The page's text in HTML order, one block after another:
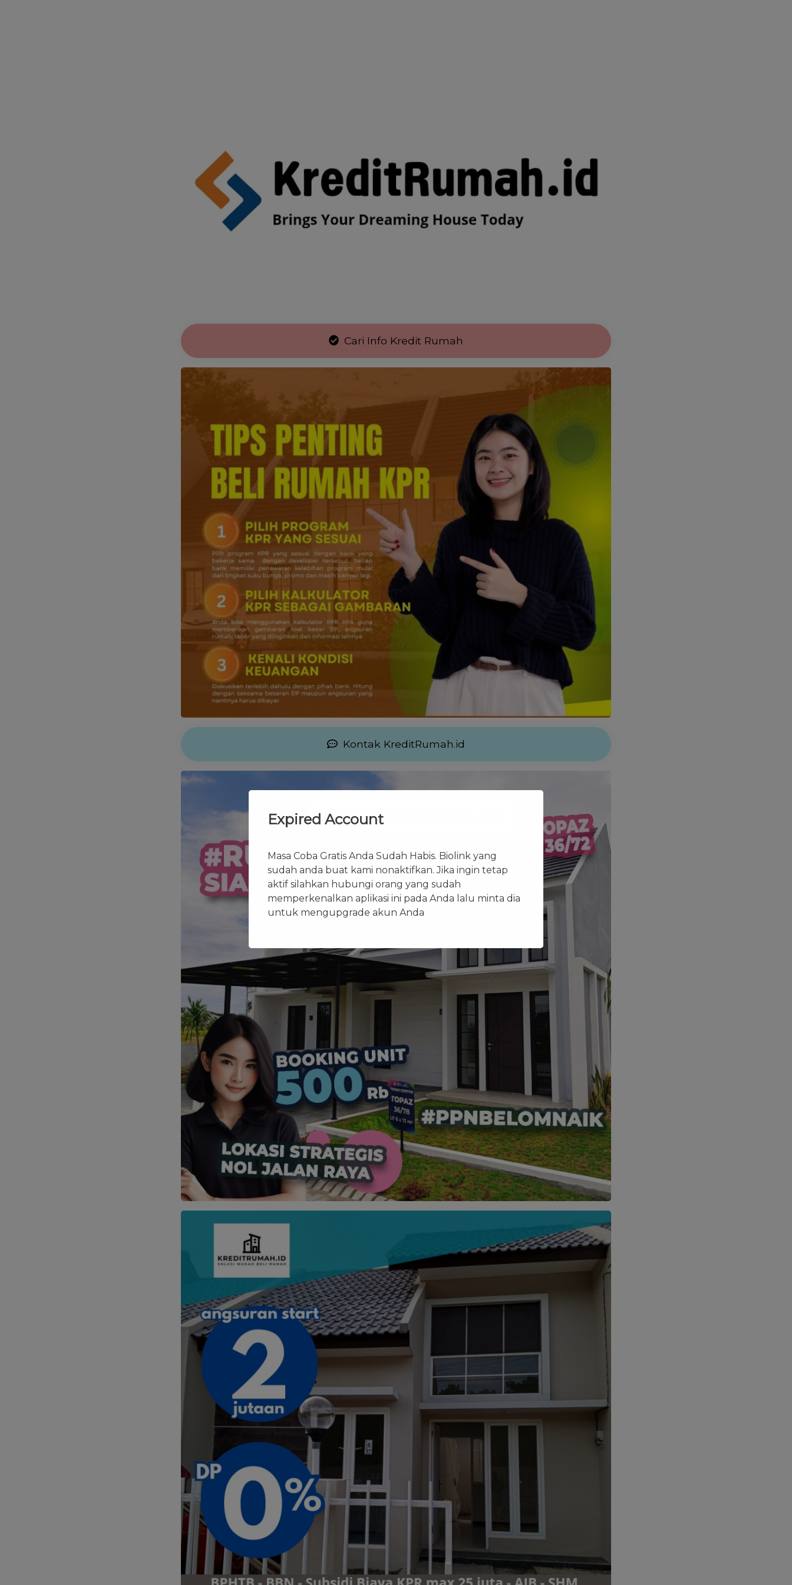
Cari Info Kredit Rumah
Kontak KreditRumah.id
Expired Account
Masa Coba Gratis Anda Sudah Habis. Biolink yang
sudah anda buat kami nonaktifkan. Jika ingin tetap
aktif silahkan hubungi orang yang sudah
memperkenalkan aplikasi ini pada Anda lalu minta dia
untuk mengupgrade akun Anda